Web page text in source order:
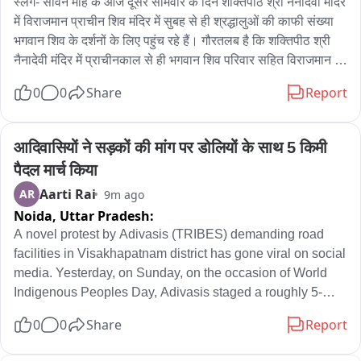
जगह नहीं होती थी सरकार की ओर से कोई व्यवस्था नहीं की जाती थी।
निर्माण कार्य शुरू करने की मंगव पर अड़े हुए हैं....
में विराजमान प्राचीन शिव मंदिर में सुबह से ही श्रद्धालुओं की काफी संख्या
भगवान शिव के दर्शनों के लिए पहुंच रहे हैं। गौरतलब है कि शक्तिपीठ श्री
नैनादेवी मंदिर में प्राचीनकाल से ही भगवान शिव परिवार सहित विराजमान
रंग में रंग गया है और पंजाब, हरियाणा सहित देशभर से आने वाले श्रद्धालु मां
हैं और अपने परिवार की सुख समृद्धि की कामना कर रहे हैं। वहीं शिव भक्तों
का कहना है कि आज सावन के दूसरे सोमवार के दिन शक्तिपीठ श्री नैनादेवी
मंदिर में काफी संख्या में श्रद्धालु पहुंच रहे हैं और शिवलिंग पर जलाभिषेक कर
विधि विधान के साथ शिव परिवार की भी पूजा अर्चना भी कर रहे हैं।
0 0 Share Report
आदिवासियों ने सड़कों की मांग पर डोलियों के साथ 5 किमी
पैदल मार्च किया
AR Aarti Rai 9m ago
Noida, Uttar Pradesh:
A novel protest by Adivasis (TRIBES) demanding road
facilities in Visakhapatnam district has gone viral on social
media. Yesterday, on Sunday, on the occasion of World
Indigenous Peoples Day, Adivasis staged a roughly 5-
demand that the government resolve their problems.
0 0 Share Report